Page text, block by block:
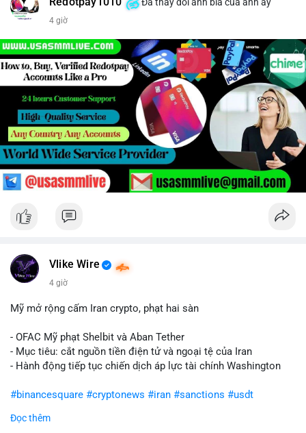
Đã thay đổi ảnh bìa của anh ấy
4 giờ
Vlike Wire
4 giờ
Mỹ mở rộng cấm Iran crypto, phạt hai sàn
- OFAC Mỹ phạt Shelbit và Aban Tether
- Mục tiêu: cắt nguồn tiền điện tử và ngoại tệ của Iran
- Hành động tiếp tục chiến dịch áp lực tài chính Washington
#binancesquare #cryptonews #iran #sanctions #usdt
$usdt
Đọc thêm